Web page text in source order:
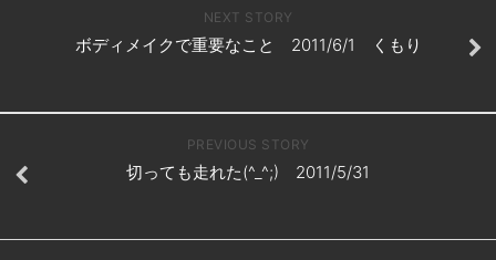
NEXT STORY
ボディメイクで重要なこと 2011/6/1 くもり
PREVIOUS STORY
切っても走れた(^_^;) 2011/5/31